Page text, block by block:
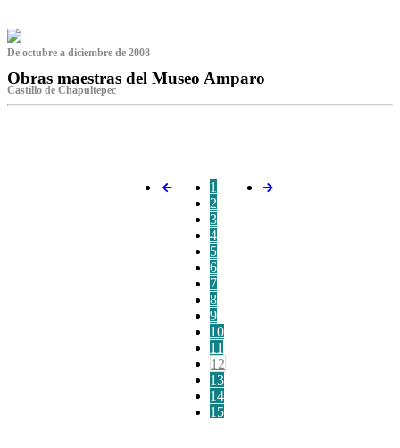
De octubre a diciembre de 2008
Obras maestras del Museo Amparo
Castillo de Chapultepec
1
2
3
4
5
6
7
8
9
10
11
12
13
14
15